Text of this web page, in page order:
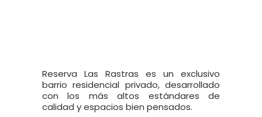
Reserva Las Rastras es un exclusivo
barrio residencial privado, desarrollado
con los más altos estándares de
calidad y espacios bien pensados.